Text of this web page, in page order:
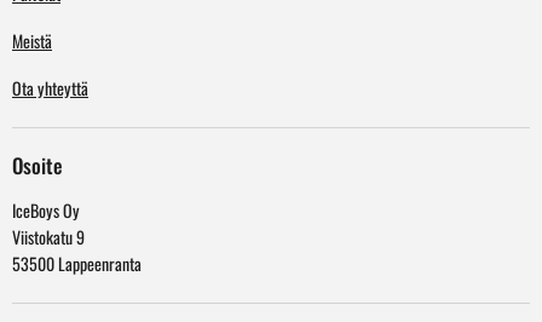
Meistä
Ota yhteyttä
Osoite
IceBoys Oy
Viistokatu 9
53500 Lappeenranta